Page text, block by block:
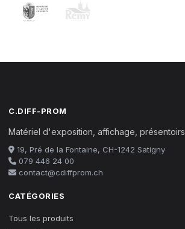
C.DIFF-PROM
Matériel d'exposition, affichage, présentoirs
19, Pré de la Fontaine, CH-1242 Satigny
079 446 24 00
contact@cdiffprom.ch
CATÉGORIES
Tous les produits